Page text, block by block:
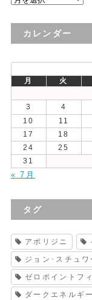
の
カレンダー
月
火
3
4
10
11
17
18
24
25
31
« 7月
タグ
アボリジニ
ジョン･スチュ
ゼロポイントフ
ダークエネルギー